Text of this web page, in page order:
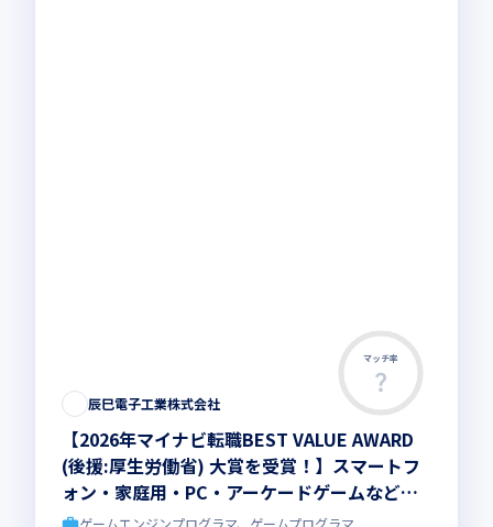
マッチ率
辰巳電子工業株式会社
【2026年マイナビ転職BEST VALUE AWARD
(後援:厚生労働省) 大賞を受賞！】スマートフ
ォン・家庭用・PC・アーケードゲームなどの
幅広いゲーム案件をお任せ！ゲーム開発経験が
ゲームエンジンプログラマ、ゲームプログラマ